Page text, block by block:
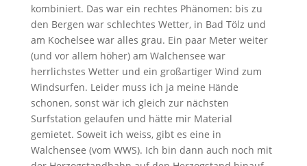
kombiniert. Das war ein rechtes Phänomen: bis zu
den Bergen war schlechtes Wetter, in Bad Tölz und
am Kochelsee war alles grau. Ein paar Meter weiter
(und vor allem höher) am Walchensee war
herrlichstes Wetter und ein großartiger Wind zum
Windsurfen. Leider muss ich ja meine Hände
schonen, sonst wär ich gleich zur nächsten
Surfstation gelaufen und hätte mir Material
gemietet. Soweit ich weiss, gibt es eine in
Walchensee (vom WWS). Ich bin dann auch noch mit